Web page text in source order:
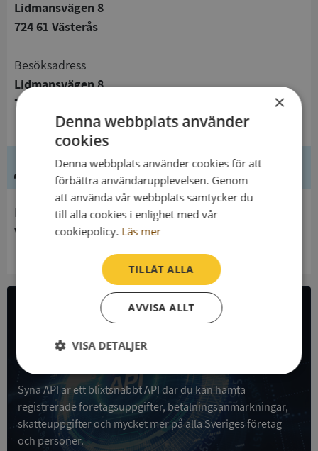
Lidmansvägen 8
724 61 Västerås
Besöksadress
Lidmansvägen 8
724 61 Västerås
Ledning
Innehavare
Vår Frus Katolska Församling I Västerås
All företagsdata i API
Få all denna företagsinformation i Syna API
Syna API är ett blixtsnabbt API där du kan hämta
registrerade företagsuppgifter, betalningsanmärkningar,
skatteuppgifter och mycket mer på alla Sveriges företag
och personer.
×
Denna webbplats använder
cookies
Denna webbplats använder cookies för att
förbättra användarupplevelsen. Genom
att använda vår webbplats samtycker du
till alla cookies i enlighet med vår
cookiepolicy. Läs mer
TILLÅT ALLA
AVVISA ALLT
VISA DETALJER
Strikt
nödvändigt
Prestanda Inriktning
Funktioner Oklassificerade